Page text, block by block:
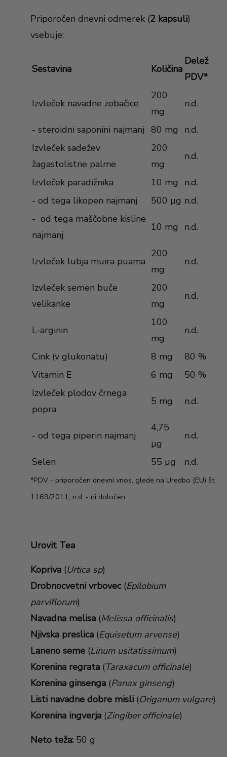
Priporočen dnevni odmerek (2 kapsuli)
vsebuje:
Sestavina Količina
Delež
PDV*
Izvleček navadne zobačice
200
mg
n.d.
- steroidni saponini najmanj 80 mg
n.d.
Izvleček sadežev
žagastolistne palme
200
mg
n.d.
Izvleček paradižnika 10 mg
n.d.
- od tega likopen najmanj
500 µg n.d.
- od tega maščobne kisline
najmanj
10 mg n.d.
Izvleček lubja muira puama
200
mg
n.d.
Izvleček semen buče
velikanke
200
mg
n.d.
L-arginin
100
mg
n.d.
Cink (v glukonatu) 8 mg
80 %
Vitamin E
6 mg
50 %
Izvleček plodov črnega
popra
5 mg n.d.
- od tega piperin najmanj
4,75
µg
n.d.
Selen 55 µg n.d.
*PDV - priporočen dnevni vnos, glede na Uredbo (EU) št.
1169/2011; n.d. - ni določen
Urovit Tea
Kopriva (Urtica sp)
Drobnocvetni vrbovec(Epilobium
parviflorum)
Navadna melisa (Melissa officinalis)
Njivska preslica (Equisetum arvense)
Laneno seme (Linum usitatissimum)
Korenina regrata (Taraxacum officinale)
Korenina ginsenga (Panax ginseng)
Listi navadne dobre misli (Origanum vulgare)
Korenina ingverja (Zingiber officinale)
Neto teža: 50 g